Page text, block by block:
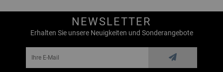
NEWSLETTER
Erhalten Sie unsere Neuigkeiten und Sonderangebote